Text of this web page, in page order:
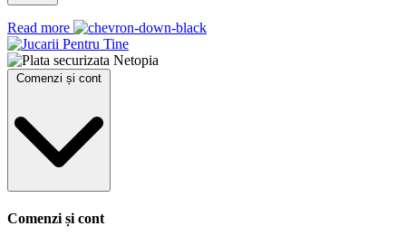
Read more
Comenzi și cont
Comenzi și cont